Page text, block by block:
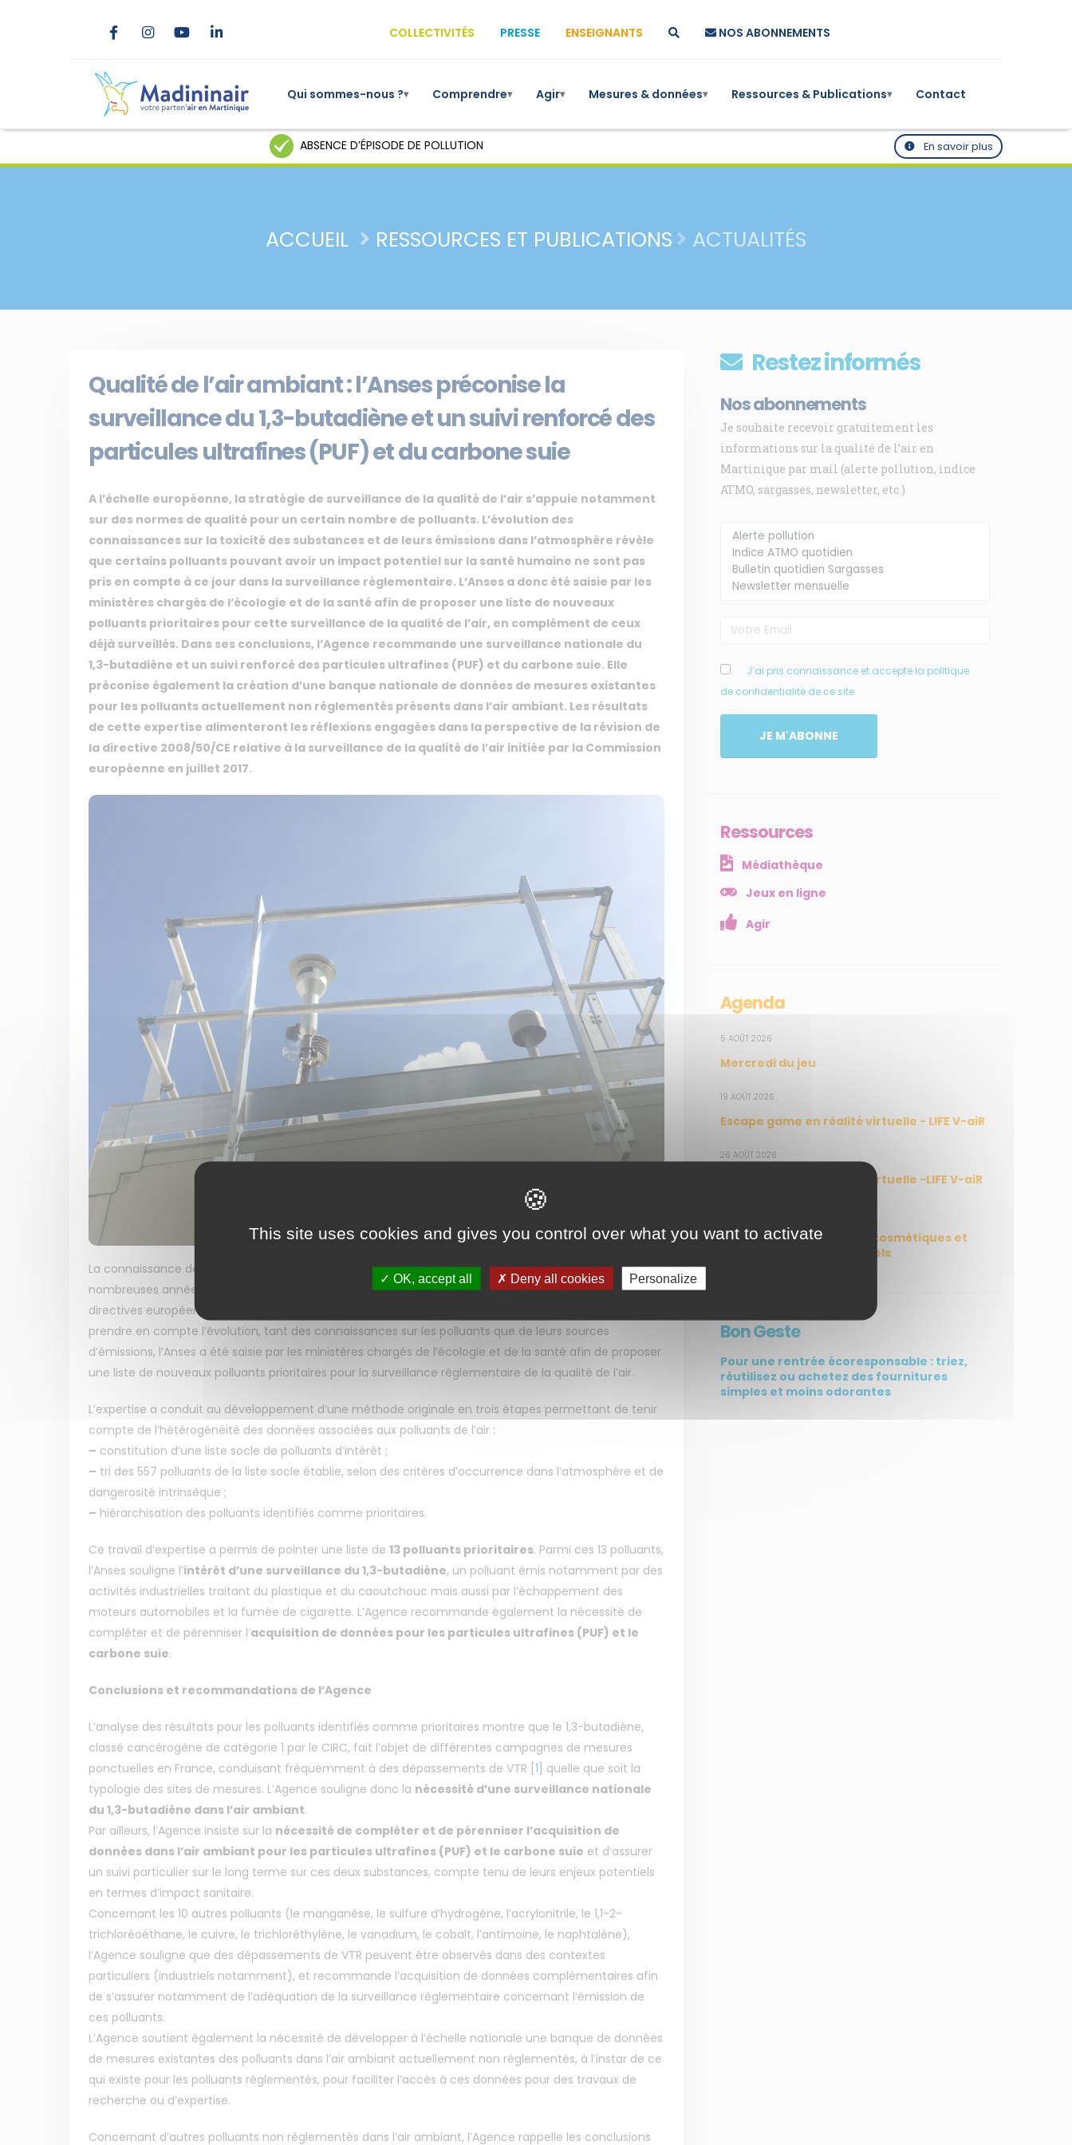
COLLECTIVITÉS PRESSE ENSEIGNANTS NOS ABONNEMENTS
Qui sommes-nous ?▾ Comprendre▾ Agir▾ Mesures & données▾ Ressources & Publications▾ Contact
ABSENCE D’ÉPISODE DE POLLUTION En savoir plus
ACCUEIL RESSOURCES ET PUBLICATIONS ACTUALITÉS
Qualité de l’air ambiant : l’Anses préconise la
surveillance du 1,3-butadiène et un suivi renforcé des
particules ultrafines (PUF) et du carbone suie
A l’échelle européenne, la stratégie de surveillance de la qualité de l’air s’appuie notamment
sur des normes de qualité pour un certain nombre de polluants. L’évolution des
connaissances sur la toxicité des substances et de leurs émissions dans l’atmosphère révèle
que certains polluants pouvant avoir un impact potentiel sur la santé humaine ne sont pas
pris en compte à ce jour dans la surveillance réglementaire. L’Anses a donc été saisie par les
ministères chargés de l’écologie et de la santé afin de proposer une liste de nouveaux
polluants prioritaires pour cette surveillance de la qualité de l’air, en complément de ceux
déjà surveillés. Dans ses conclusions, l’Agence recommande une surveillance nationale du
1,3-butadiène et un suivi renforcé des particules ultrafines (PUF) et du carbone suie. Elle
préconise également la création d’une banque nationale de données de mesures existantes
pour les polluants actuellement non réglementés présents dans l’air ambiant. Les résultats
de cette expertise alimenteront les réflexions engagées dans la perspective de la révision de
la directive 2008/50/CE relative à la surveillance de la qualité de l’air initiée par la Commission
européenne en juillet 2017.
La connaissance des effets sanitaires de la pollution de l’air ambiant est bien établie depuis de
nombreuses années. En Europe, la stratégie de surveillance de la qualité de l’air se base sur les
directives européennes 2008/50/CE du 21 mai 2008 et 2004/107/CE du 15 décembre 2004. En vue de
prendre en compte l’évolution, tant des connaissances sur les polluants que de leurs sources
d’émissions, l’Anses a été saisie par les ministères chargés de l’écologie et de la santé afin de proposer
une liste de nouveaux polluants prioritaires pour la surveillance réglementaire de la qualité de l’air.
L’expertise a conduit au développement d’une méthode originale en trois étapes permettant de tenir
compte de l’hétérogénéité des données associées aux polluants de l’air :
– constitution d’une liste socle de polluants d’intérêt ;
– tri des 557 polluants de la liste socle établie, selon des critères d’occurrence dans l’atmosphère et de
dangerosité intrinsèque ;
– hiérarchisation des polluants identifiés comme prioritaires.
Ce travail d’expertise a permis de pointer une liste de 13 polluants prioritaires. Parmi ces 13 polluants,
l’Anses souligne l’intérêt d’une surveillance du 1,3-butadiène, un polluant émis notamment par des
activités industrielles traitant du plastique et du caoutchouc mais aussi par l’échappement des
moteurs automobiles et la fumée de cigarette. L’Agence recommande également la nécessité de
compléter et de pérenniser l’acquisition de données pour les particules ultrafines (PUF) et le
carbone suie.
Conclusions et recommandations de l’Agence
L’analyse des résultats pour les polluants identifiés comme prioritaires montre que le 1,3-butadiène,
classé cancérogène de catégorie 1 par le CIRC, fait l’objet de différentes campagnes de mesures
ponctuelles en France, conduisant fréquemment à des dépassements de VTR [1] quelle que soit la
typologie des sites de mesures. L’Agence souligne donc la nécessité d’une surveillance nationale
du 1,3-butadiène dans l’air ambiant.
Par ailleurs, l’Agence insiste sur la nécessité de compléter et de pérenniser l’acquisition de
données dans l’air ambiant pour les particules ultrafines (PUF) et le carbone suie et d’assurer
un suivi particulier sur le long terme sur ces deux substances, compte tenu de leurs enjeux potentiels
en termes d’impact sanitaire.
Concernant les 10 autres polluants (le manganèse, le sulfure d’hydrogène, l’acrylonitrile, le 1,1-2-
trichloréoéthane, le cuivre, le trichloréthylène, le vanadium, le cobalt, l’antimoine, le naphtalène),
l’Agence souligne que des dépassements de VTR peuvent être observés dans des contextes
particuliers (industriels notamment), et recommande l’acquisition de données complémentaires afin
de s’assurer notamment de l’adéquation de la surveillance réglementaire concernant l’émission de
ces polluants.
L’Agence soutient également la nécessité de développer à l’échelle nationale une banque de données
de mesures existantes des polluants dans l’air ambiant actuellement non réglementés, à l’instar de ce
qui existe pour les polluants réglementés, pour faciliter l’accès à ces données pour des travaux de
recherche ou d’expertise.
Concernant d’autres polluants non réglementés dans l’air ambiant, l’Agence rappelle les conclusions
Restez informés
Nos abonnements
Je souhaite recevoir gratuitement les
informations sur la qualité de l’air en
Martinique par mail (alerte pollution, indice
ATMO, sargasses, newsletter, etc.)
J’ai pris connaissance et accepte la politique
de confidentialité de ce site
JE M'ABONNE
Ressources
Médiathèque
Jeux en ligne
Agir
Agenda
5 AOÛT 2026
Mercredi du jeu
19 AOÛT 2026
Escape game en réalité virtuelle - LIFE V-aiR
26 AOÛT 2026
Escape game en réalité virtuelle -LIFE V-aiR
Atelier de confection de cosmétiques et
produits d’hygiène naturels
Bon Geste
Pour une rentrée écoresponsable : triez,
réutilisez ou achetez des fournitures
simples et moins odorantes
This site uses cookies and gives you control over what you want to activate
OK, accept all Deny all cookies Personalize